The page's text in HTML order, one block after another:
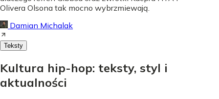
Olivera Olsona tak mocno wybrzmiewają.
Damian Michalak
Teksty
Kultura hip-hop: teksty, styl i
aktualności